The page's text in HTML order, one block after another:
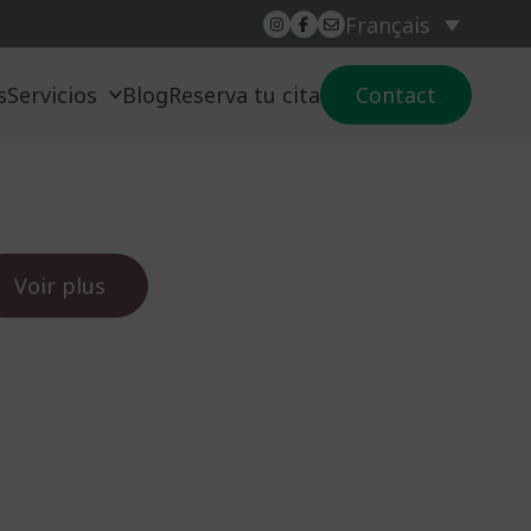
Français
Servicios BlogReserva tu cita Contact
Voir plus